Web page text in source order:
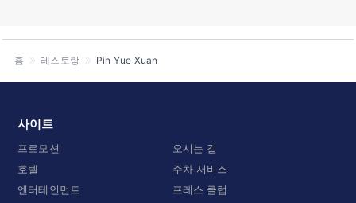
홈 레스토랑 Pin Yue Xuan
사이트
프로모션
호텔
엔터테인먼트
오시는 길
주차 서비스
프레스 클럽